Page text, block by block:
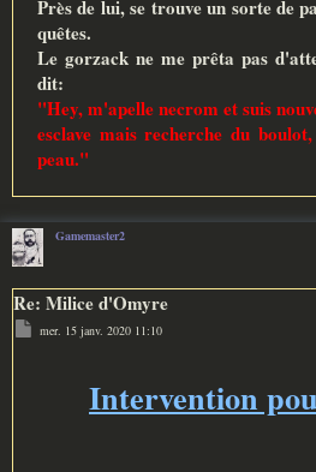
Près de lui, se trouve un sorte de
quêtes.
Le gorzack ne me prêta pas
dit:
"Hey, m'apelle necrom et suis
esclave mais recherche du
peau."
Gamemaster2
Re: Milice d'Omyre
e
mer. 15 janv. 2020 11:10
Intervention